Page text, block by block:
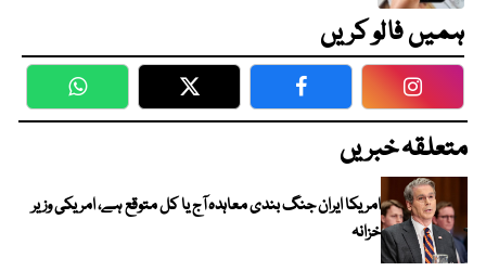
ہمیں فالو کریں
WhatsApp Twitter Facebook
متعلقہ خبریں
امریکا ایران جنگ بندی معاہدہ آج یا کل متوقع ہے، امریکی وزیر
خزانہ